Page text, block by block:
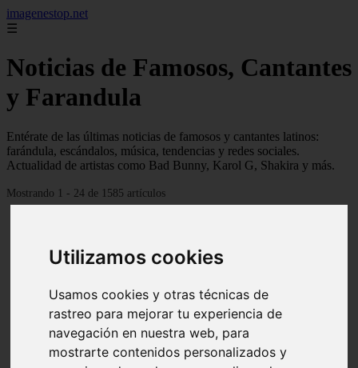
Utilizamos cookies
Usamos cookies y otras técnicas de
rastreo para mejorar tu experiencia de
navegación en nuestra web, para
mostrarte contenidos personalizados y
imagenestop.net
☰
Noticias de Famosos, Cantantes
y Farandula
Entérate de las últimas noticias de famosos y cantantes latinos:
farándula, escándalos, música, tendencias y redes sociales.
Actualidad de artistas como Bad Bunny, Karol G, Shakira y más.
Mostrando 1 - 24 de 1585 artículos